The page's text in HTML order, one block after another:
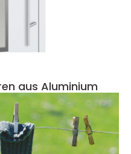
aus Aluminium